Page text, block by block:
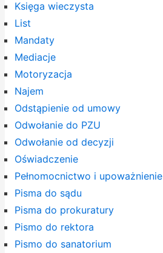
Księga wieczysta
List
Mandaty
Mediacje
Motoryzacja
Najem
Odstąpienie od umowy
Odwołanie do PZU
Odwołanie od decyzji
Oświadczenie
Pełnomocnictwo i upoważnienie
Pisma do sądu
Pisma do prokuratury
Pismo do rektora
Pismo do sanatorium